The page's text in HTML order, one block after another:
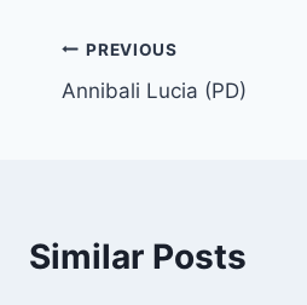
T
g
Post
navigation
PREVIOUS
Annibali Lucia (PD)
Similar Posts